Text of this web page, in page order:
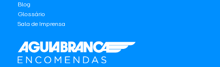
Blog
Glossário
Sala de Imprensa